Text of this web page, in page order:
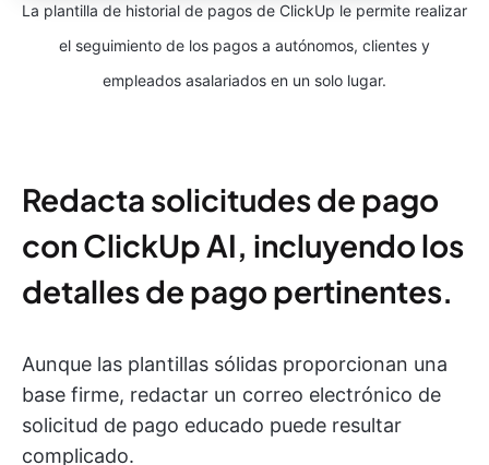
La plantilla de historial de pagos de ClickUp le permite realizar
el seguimiento de los pagos a autónomos, clientes y
empleados asalariados en un solo lugar.
Redacta solicitudes de pago
con ClickUp AI, incluyendo los
detalles de pago pertinentes.
Aunque las plantillas sólidas proporcionan una
base firme, redactar un correo electrónico de
solicitud de pago educado puede resultar
complicado.